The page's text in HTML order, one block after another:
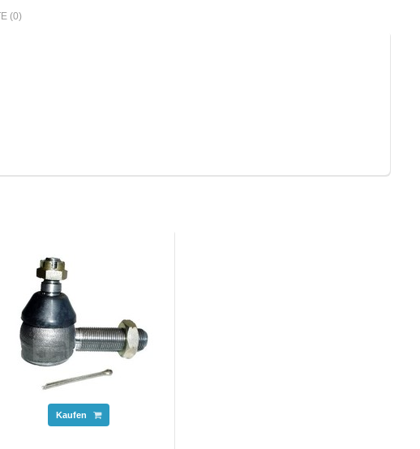
(0)
Kaufen